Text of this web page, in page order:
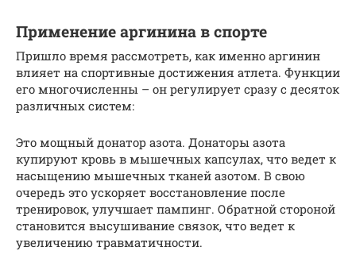
Применение аргинина в спорте
Пришло время рассмотреть, как именно аргинин
влияет на спортивные достижения атлета. Функции
его многочисленны – он регулирует сразу с десяток
различных систем:
Это мощный донатор азота. Донаторы азота
купируют кровь в мышечных капсулах, что ведет к
насыщению мышечных тканей азотом. В свою
очередь это ускоряет восстановление после
тренировок, улучшает пампинг. Обратной стороной
становится высушивание связок, что ведет к
увеличению травматичности.